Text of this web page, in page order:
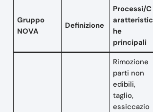
Gruppo
NOVA
Definizione
Processi/C
aratteristic
he
principali
Rimozione
parti non
edibili,
taglio,
essiccazio